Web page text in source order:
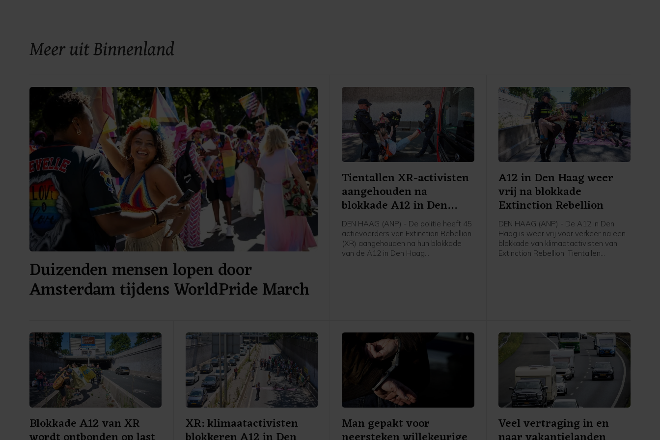
Meer uit Binnenland
Duizenden mensen lopen door
Amsterdam tijdens WorldPride March
Tientallen XR-activisten
aangehouden na
blokkade A12 in Den
Haag
DEN HAAG (ANP) - De politie heeft 45
actievoerders van Extinction Rebellion
(XR) aangehouden na hun blokkade
van de A12 in Den Haag
A12 in Den Haag weer
vrij na blokkade
Extinction Rebellion
DEN HAAG (ANP) - De A12 in Den
Haag is weer vrij voor verkeer na een
blokkade van klimaatactivisten van
Extinction Rebellion. Tientallen
politiewoordvoerder.
Blokkade A12 van XR XR: klimaatactivisten Man gepakt voor Veel vertraging in en